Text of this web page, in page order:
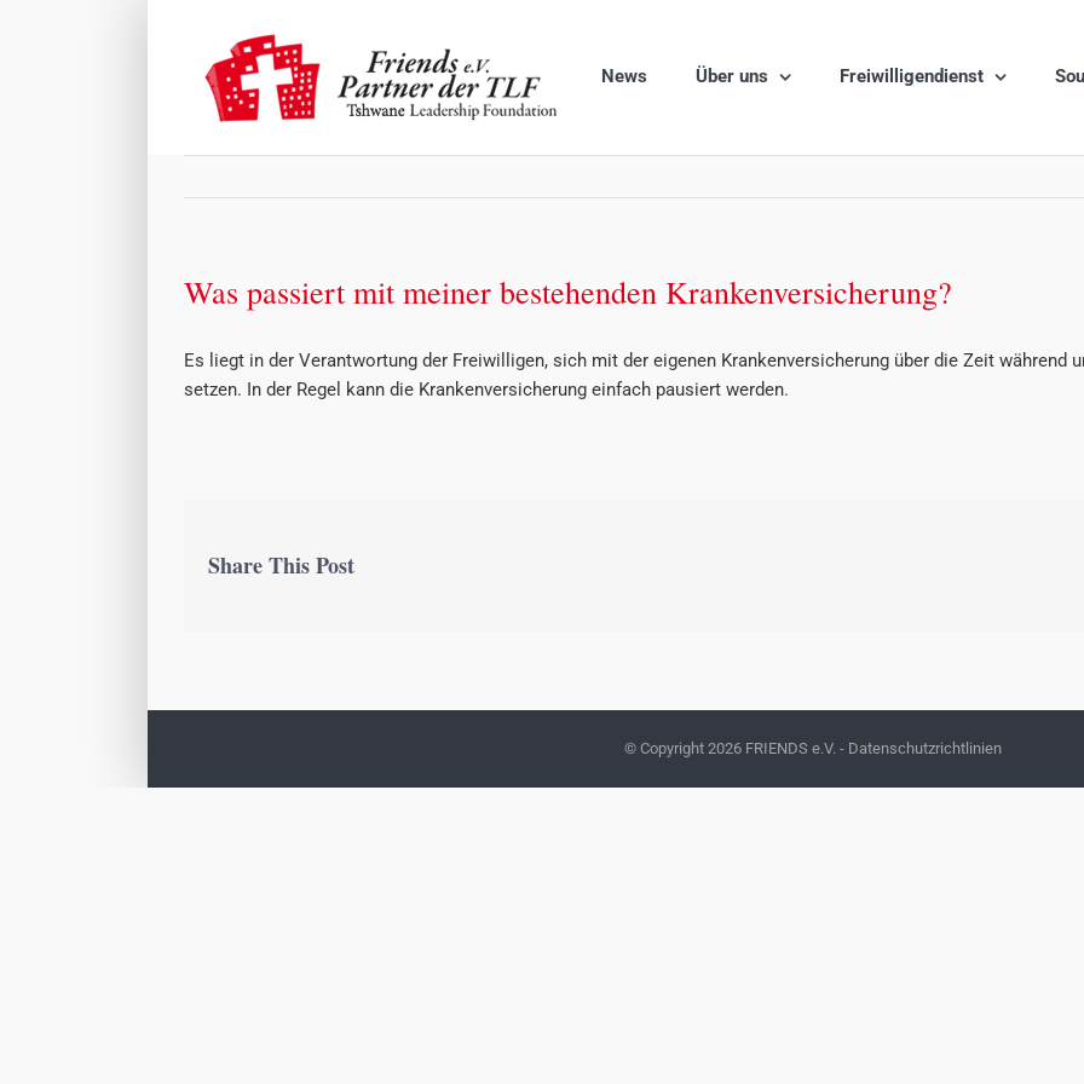
News Über uns Freiwilligendienst
Was passiert mit meiner bestehenden Krankenversicherung?
Es liegt in der Verantwortung der Freiwilligen, sich mit der eigenen Krankenversicherung über die Zeit während
setzen. In der Regel kann die Krankenversicherung einfach pausiert werden.
Share This Post
© Copyright 2026 FRIENDS e.V. - Datenschutzrichtlinien